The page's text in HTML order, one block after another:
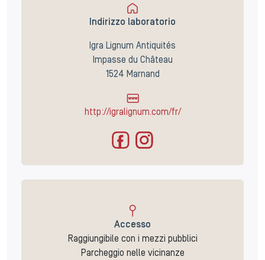
Indirizzo laboratorio
Igra Lignum Antiquités
Impasse du Château
1524 Marnand
http://igralignum.com/fr/
Accesso
Raggiungibile con i mezzi pubblici
Parcheggio nelle vicinanze